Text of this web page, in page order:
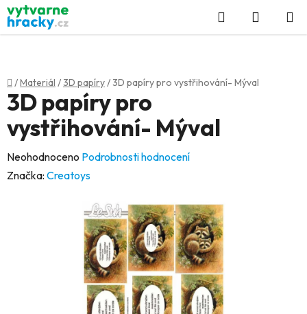
Přejít
na
obsah
Hledat
KOŠÍK
Domů
/Materiál /3D papíry/3D papíry pro vystřihování- Mýval
3D papíry pro
vystřihování- Mýval
Průměrné
hodnocení
Neohodnoceno Podrobnosti hodnocení
Značka: Creatoys